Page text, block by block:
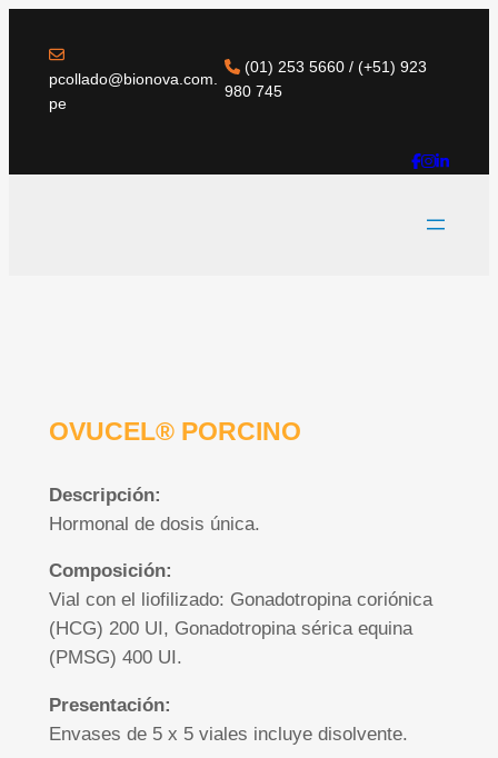
pcollado@bionova.com.
pe
(01) 253 5660 / (+51) 923
980 745
OVUCEL® PORCINO
Descripción:
Hormonal de dosis única.
Composición:
Vial con el liofilizado: Gonadotropina coriónica
(HCG) 200 UI, Gonadotropina sérica equina
(PMSG) 400 UI.
Presentación:
Envases de 5 x 5 viales incluye disolvente.